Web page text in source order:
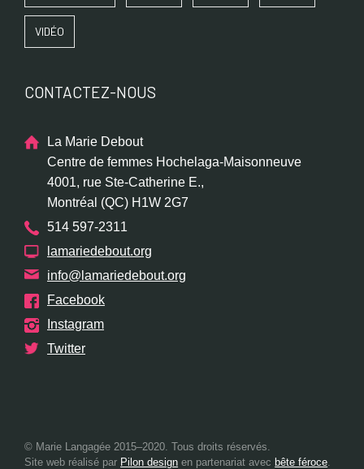
VIDÉO
CONTACTEZ-NOUS
La Marie Debout
Centre de femmes Hochelaga-Maisonneuve
4001, rue Ste-Catherine E.,
Montréal (QC) H1W 2G7
514 597-2311
lamariedebout.org
info@lamariedebout.org
Facebook
Instagram
Twitter
© Marie Langagée 2015–2020. Tous droits réservés.
Site web réalisé par Pilon design en partenariat avecbête féroce